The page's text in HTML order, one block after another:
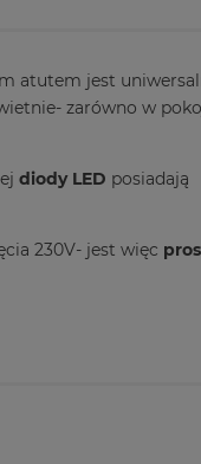
atutem jest
zarówno w
diody LED posiadają
230V- jest więc